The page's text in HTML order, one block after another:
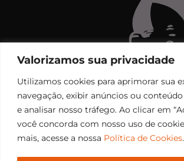
Valorizamos sua privacidade
Utilizamos cookies para aprimorar sua
navegação, exibir anúncios ou
e analisar nosso tráfego. Ao clicar em
você concorda com nosso uso de
mais, acesse a nossa Política de Cookies.